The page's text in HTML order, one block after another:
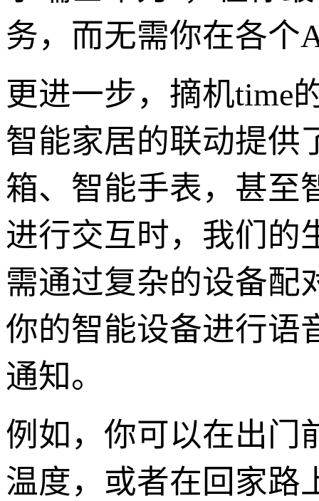
务，而无需你在各个
更进一步，摘机time
智能家居的联动提供
箱、智能手表，甚至
进行交互时，我们的
需通过复杂的设备配
你的智能设备进行语
通知。
例如，你可以在出门
温度，或者在回家路